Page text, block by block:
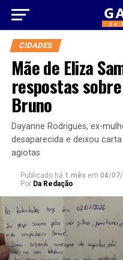
CIDADES
Mãe de Eliza
respostas
Bruno
Dayanne Rodrigues, ex-
desaparecida e deixou
agiotas
Publicado há 1 mês em 04/
Por Da Redação